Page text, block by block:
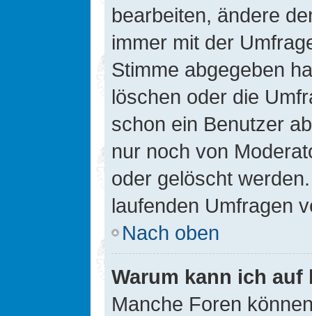
bearbeiten, ändere
immer mit der
Stimme abgegeben
löschen oder die
schon ein Benutzer
nur noch von
oder gelöscht
laufenden Umfragen
Nach oben
Warum kann ich
Manche Foren